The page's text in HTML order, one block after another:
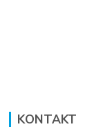
KONTAKT